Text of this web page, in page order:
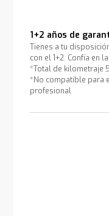
1+2 años de
Tienes a tu
con el 1+2. Confía en
*Total de kilometraje
*No compatible para
profesional